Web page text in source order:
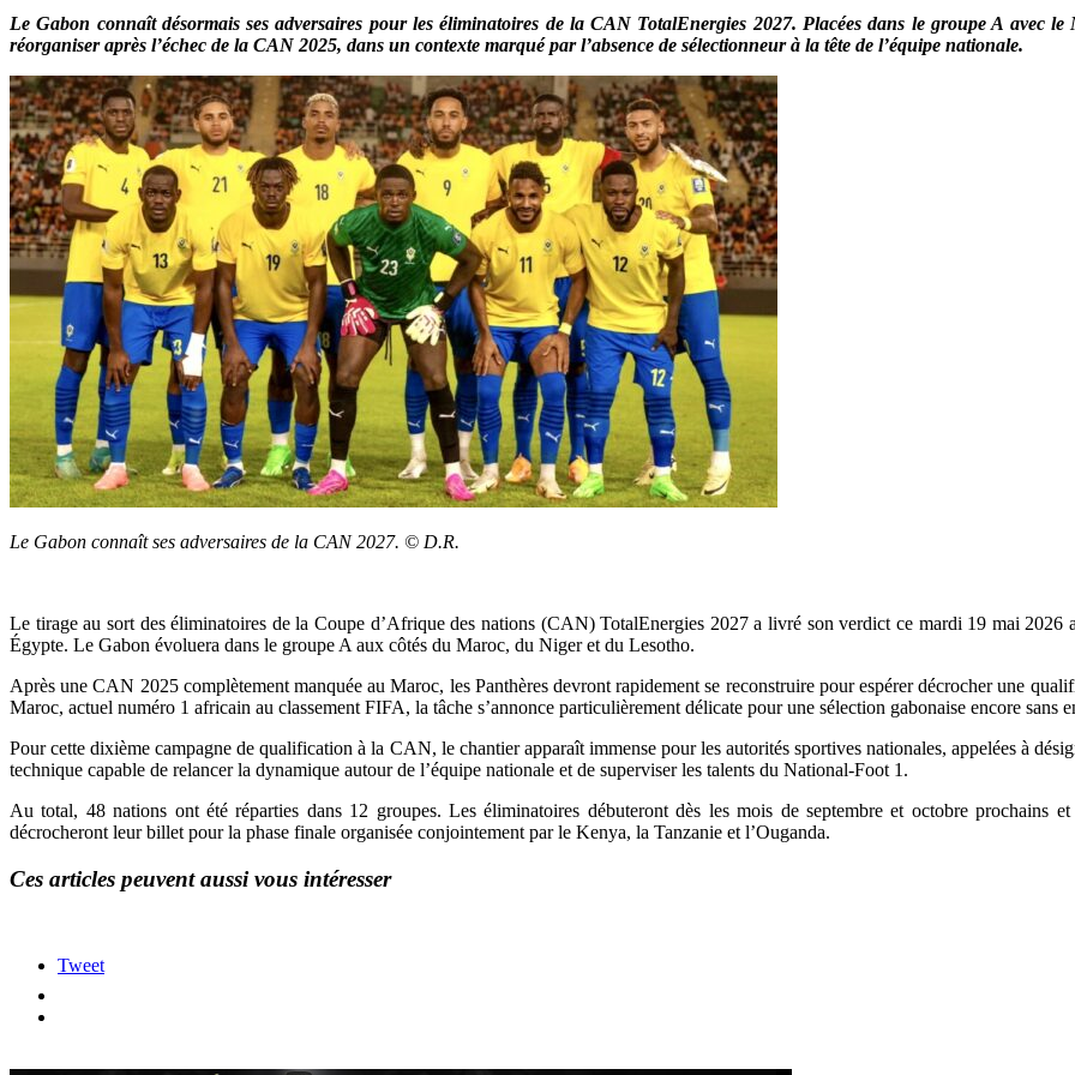
Le Gabon connaît désormais ses adversaires pour les éliminatoires de la CAN TotalEnergies 2027. Placées dans le groupe A avec
réorganiser après l’échec de la CAN 2025, dans un contexte marqué par l’absence de sélectionneur à la tête de l’équipe nationale.
Le Gabon connaît ses adversaires de la CAN 2027. © D.R.
Le tirage au sort des éliminatoires de la Coupe d’Afrique des nations (CAN) TotalEnergies 2027 a livré son verdict ce mardi 19 mai
Égypte. Le Gabon évoluera dans le groupe A aux côtés du Maroc, du Niger et du Lesotho.
Après une CAN 2025 complètement manquée au Maroc, les Panthères devront rapidement se reconstruire pour espérer décrocher une
Maroc, actuel numéro 1 africain au classement FIFA, la tâche s’annonce particulièrement délicate pour une sélection gabonaise encore sans
Pour cette dixième campagne de qualification à la CAN, le chantier apparaît immense pour les autorités sportives nationales, appelées à
technique capable de relancer la dynamique autour de l’équipe nationale et de superviser les talents du National-Foot 1.
Au total, 48 nations ont été réparties dans 12 groupes. Les éliminatoires débuteront dès les mois de septembre et octobre prochains
décrocheront leur billet pour la phase finale organisée conjointement par le Kenya, la Tanzanie et l’Ouganda.
Ces articles peuvent aussi vous intéresser
Tweet